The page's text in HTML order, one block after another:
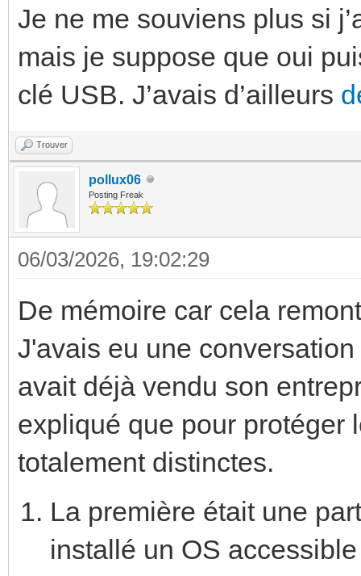
Je ne me souviens plus si
mais je suppose que oui
clé USB. J’avais d’ailleurs
Trouver
pollux06
Posting Freak
06/03/2026, 19:02:29
De mémoire car cela
J'avais eu une
avait déjà vendu son
expliqué que pour protéger
totalement distinctes.
La première était une
installé un OS